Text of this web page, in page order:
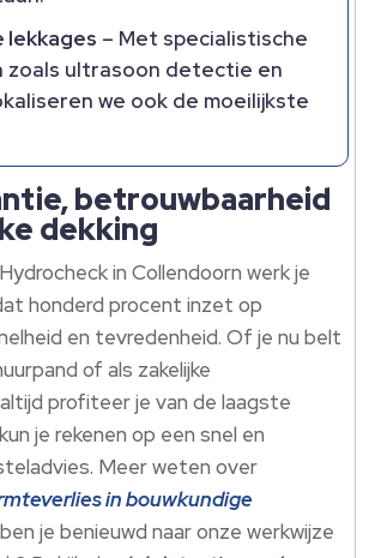
lekkages – Met specialistische
zoals ultrasoon detectie en
we ook de moeilijkste
betrouwbaarheid
dekking
in Collendoorn werk je
honderd procent inzet op
en tevredenheid.​ Of je nu belt
of als zakelijke
profiteer je van de laagste
je rekenen op een snel en
Meer weten over
in bouwkundige
je benieuwd naar onze werkwijze